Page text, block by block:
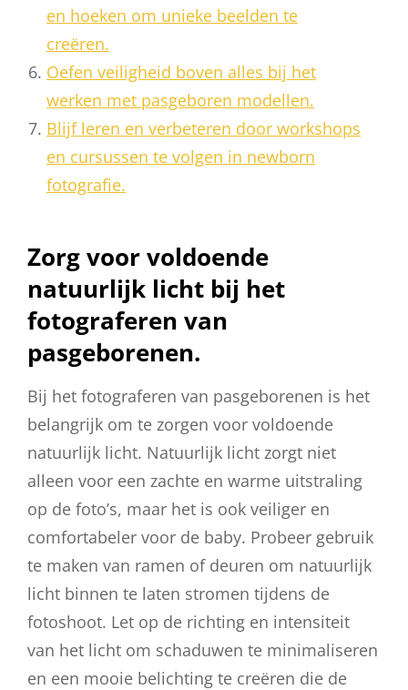
en hoeken om unieke beelden te
creëren.
Oefen veiligheid boven alles bij het
werken met pasgeboren modellen.
Blijf leren en verbeteren door workshops
en cursussen te volgen in newborn
fotografie.
Zorg voor voldoende
natuurlijk licht bij het
fotograferen van
pasgeborenen.
Bij het fotograferen van pasgeborenen is het
belangrijk om te zorgen voor voldoende
natuurlijk licht. Natuurlijk licht zorgt niet
alleen voor een zachte en warme uitstraling
op de foto’s, maar het is ook veiliger en
comfortabeler voor de baby. Probeer gebruik
te maken van ramen of deuren om natuurlijk
licht binnen te laten stromen tijdens de
fotoshoot. Let op de richting en intensiteit
van het licht om schaduwen te minimaliseren
en een mooie belichting te creëren die de